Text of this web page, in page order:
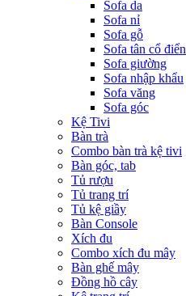
Sofa da
Sofa nỉ
Sofa gỗ
Sofa tân cổ điển
Sofa giường
Sofa nhập khẩu
Sofa văng
Sofa góc
Kệ Tivi
Bàn trà
Combo bàn trà kệ tivi
Bàn góc, tab
Tủ rượu
Tủ trang trí
Tủ kệ giầy
Bàn Console
Xích đu
Combo xích đu mây
Bàn ghế mây
Đồng hồ cây